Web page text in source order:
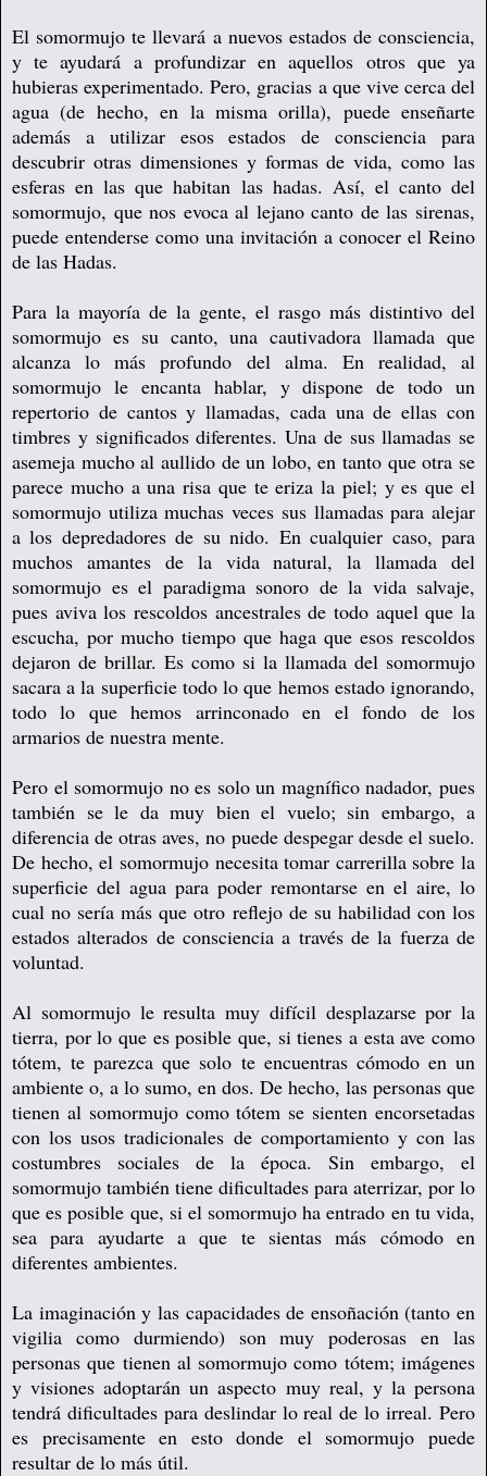
El somormujo te llevará a nuevos estados de consciencia,
y te ayudará a profundizar en aquellos otros que ya
hubieras experimentado. Pero, gracias a que vive cerca del
agua (de hecho, en la misma orilla), puede enseñarte
además a utilizar esos estados de consciencia para
descubrir otras dimensiones y formas de vida, como las
esferas en las que habitan las hadas. Así, el canto del
somormujo, que nos evoca al lejano canto de las sirenas,
puede entenderse como una invitación a conocer el Reino
de las Hadas.
Para la mayoría de la gente, el rasgo más distintivo del
somormujo es su canto, una cautivadora llamada que
alcanza lo más profundo del alma. En realidad, al
somormujo le encanta hablar, y dispone de todo un
repertorio de cantos y llamadas, cada una de ellas con
timbres y significados diferentes. Una de sus llamadas se
asemeja mucho al aullido de un lobo, en tanto que otra se
parece mucho a una risa que te eriza la piel; y es que el
somormujo utiliza muchas veces sus llamadas para alejar
a los depredadores de su nido. En cualquier caso, para
muchos amantes de la vida natural, la llamada del
somormujo es el paradigma sonoro de la vida salvaje,
pues aviva los rescoldos ancestrales de todo aquel que la
escucha, por mucho tiempo que haga que esos rescoldos
dejaron de brillar. Es como si la llamada del somormujo
sacara a la superficie todo lo que hemos estado ignorando,
todo lo que hemos arrinconado en el fondo de los
armarios de nuestra mente.
Pero el somormujo no es solo un magnífico nadador, pues
también se le da muy bien el vuelo; sin embargo, a
diferencia de otras aves, no puede despegar desde el suelo.
De hecho, el somormujo necesita tomar carrerilla sobre la
superficie del agua para poder remontarse en el aire, lo
cual no sería más que otro reflejo de su habilidad con los
estados alterados de consciencia a través de la fuerza de
voluntad.
Al somormujo le resulta muy difícil desplazarse por la
tierra, por lo que es posible que, si tienes a esta ave como
tótem, te parezca que solo te encuentras cómodo en un
ambiente o, a lo sumo, en dos. De hecho, las personas que
tienen al somormujo como tótem se sienten encorsetadas
con los usos tradicionales de comportamiento y con las
costumbres sociales de la época. Sin embargo, el
somormujo también tiene dificultades para aterrizar, por lo
que es posible que, si el somormujo ha entrado en tu vida,
sea para ayudarte a que te sientas más cómodo en
diferentes ambientes.
La imaginación y las capacidades de ensoñación (tanto en
vigilia como durmiendo) son muy poderosas en las
personas que tienen al somormujo como tótem; imágenes
y visiones adoptarán un aspecto muy real, y la persona
tendrá dificultades para deslindar lo real de lo irreal. Pero
es precisamente en esto donde el somormujo puede
resultar de lo más útil.